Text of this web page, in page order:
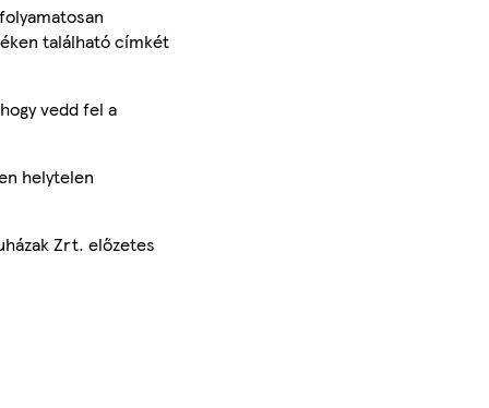
található címkét
vedd fel a
helytelen
Zrt. előzetes